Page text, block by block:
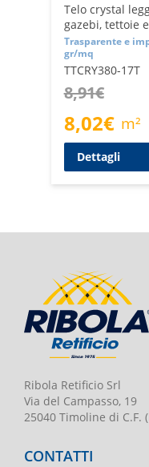
Telo crystal
gazebi, tettoie
Trasparente e
gr/mq
TTCRY380-17T
8,91€
8,02€ m²
Dettagli
Ribola Retificio Srl
Via del Campasso, 19
25040 Timoline di C.F.
CONTATTI